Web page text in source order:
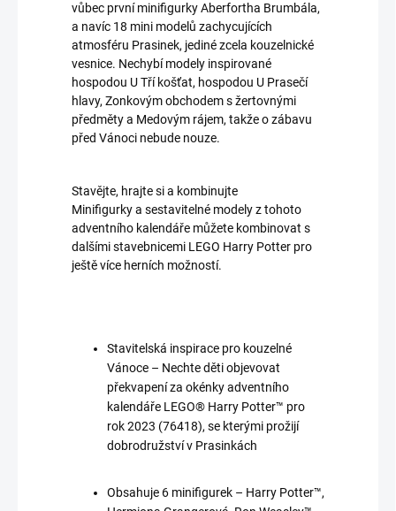
vůbec první minifigurky Aberfortha Brumbála,
a navíc 18 mini modelů zachycujících
atmosféru Prasinek, jediné zcela kouzelnické
vesnice. Nechybí modely inspirované
hospodou U Tří košťat, hospodou U Prasečí
hlavy, Zonkovým obchodem s žertovnými
předměty a Medovým rájem, takže o zábavu
před Vánoci nebude nouze.
Stavějte, hrajte si a kombinujte
Minifigurky a sestavitelné modely z tohoto
adventního kalendáře můžete kombinovat s
dalšími stavebnicemi LEGO Harry Potter pro
ještě více herních možností.
Stavitelská inspirace pro kouzelné
Vánoce – Nechte děti objevovat
překvapení za okénky adventního
kalendáře LEGO® Harry Potter™ pro
rok 2023 (76418), se kterými prožijí
dobrodružství v Prasinkách
Obsahuje 6 minifigurek – Harry Potter™,